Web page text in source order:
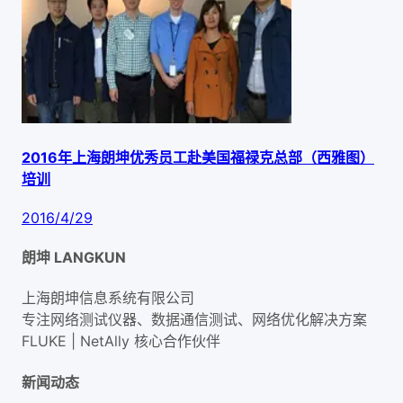
2016年上海朗坤优秀员工赴美国福禄克总部（西雅图）
培训
2016/4/29
朗坤 LANGKUN
上海朗坤信息系统有限公司
专注网络测试仪器、数据通信测试、网络优化解决方案
FLUKE | NetAlly 核心合作伙伴
新闻动态